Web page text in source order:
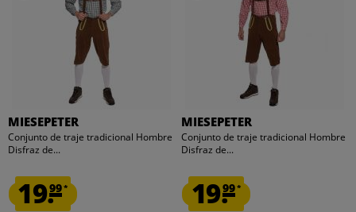
MIESEPETER
Conjunto de traje tradicional Hombre
Disfraz de...
19.99*
MIESEPETER
Conjunto de traje tradicional Hombre
Disfraz de...
19.99*